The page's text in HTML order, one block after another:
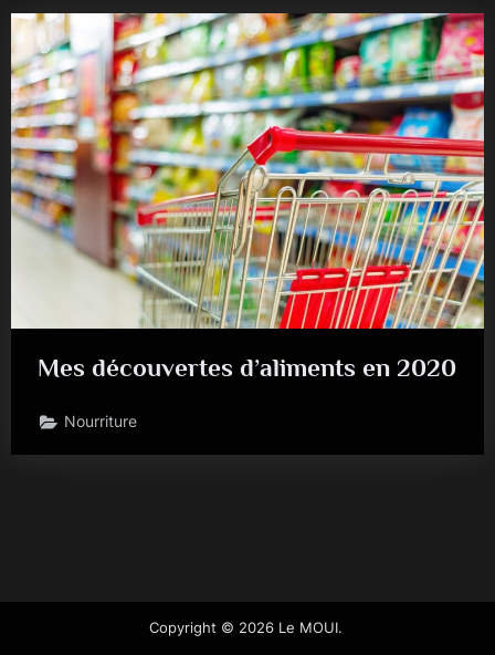
Mes découvertes d’aliments en 2020
Nourriture
Copyright © 2026 Le MOUI.